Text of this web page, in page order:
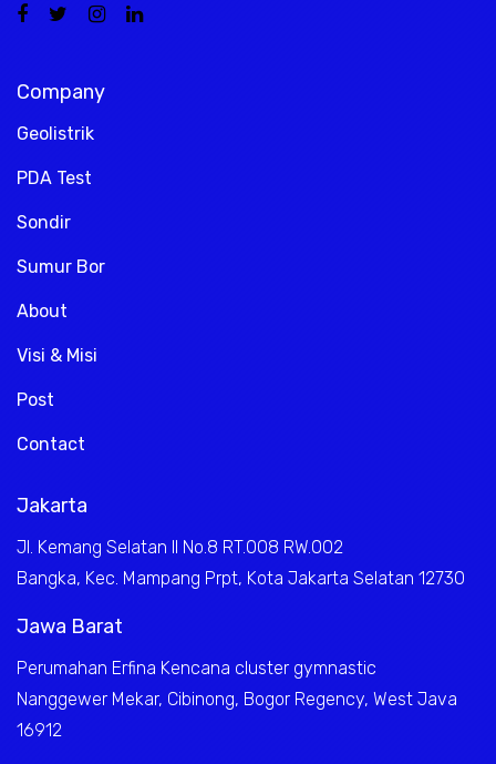
Company
Geolistrik
PDA Test
Sondir
Sumur Bor
About
Visi & Misi
Post
Contact
Jakarta
Jl. Kemang Selatan II No.8 RT.008 RW.002
Bangka, Kec. Mampang Prpt, Kota Jakarta Selatan 12730
Jawa Barat
Perumahan Erfina Kencana cluster gymnastic
Nanggewer Mekar, Cibinong, Bogor Regency, West Java
16912